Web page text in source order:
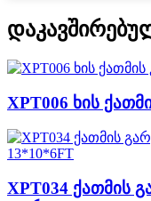
XPT006 ​​ხის
XPT034 ქათმის